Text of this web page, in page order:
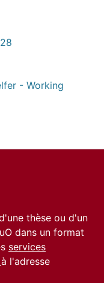
- Working
thèse ou d'un
dans un format
services
à l'adresse